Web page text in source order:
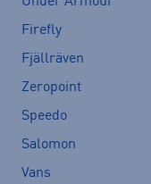
Firefly
Fjällräven
Zeropoint
Speedo
Salomon
Vans